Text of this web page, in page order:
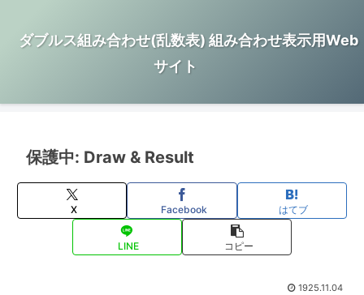
ダブルス組み合わせ(乱数表) 組み合わせ表示用Web
サイト
保護中: Draw & Result
X Facebook はてブ
LINE コピー
1925.11.04